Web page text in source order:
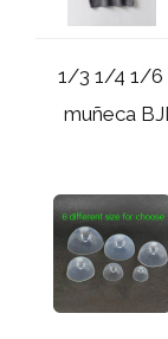
1/3 1/4 1/6
muñeca